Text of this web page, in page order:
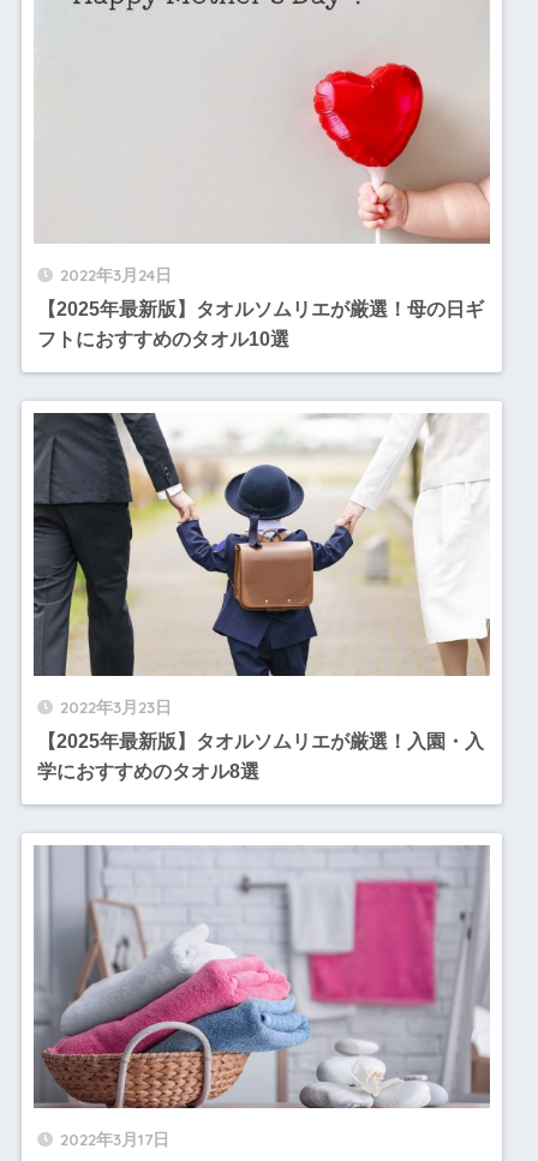
2022年3月24日
【2025年最新版】タオルソムリエが厳選！母の日ギ
フトにおすすめのタオル10選
2022年3月23日
【2025年最新版】タオルソムリエが厳選！入園・入
学におすすめのタオル8選
2022年3月17日